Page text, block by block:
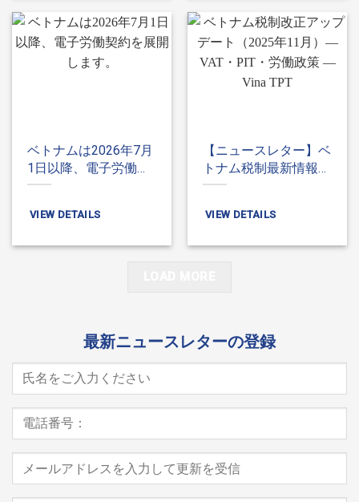
ベトナムは2026年7月
1日以降、電子労働契
約を展開します。
VIEW DETAILS
【ニュースレター】ベ
トナム税制最新情報
2025年11月 – 付加価
働税
VIEW DETAILS
最新ニュースレターの登録